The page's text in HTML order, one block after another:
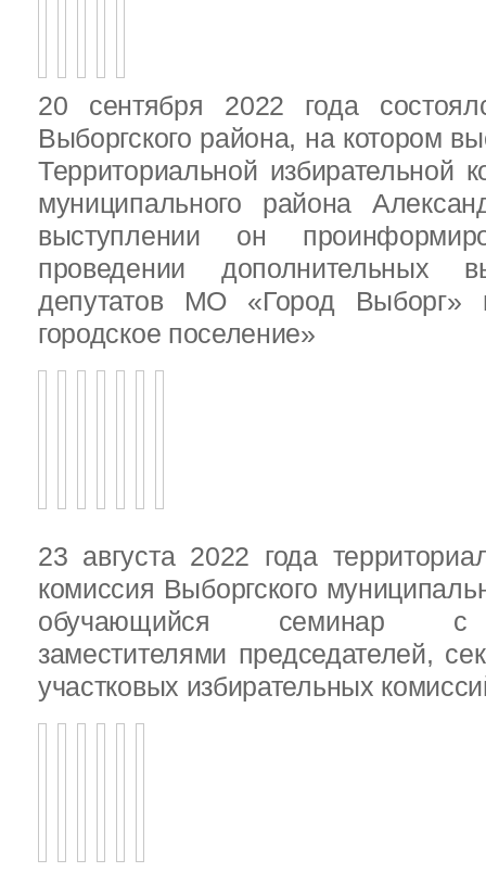
20 сентября 2022 года
Выборгского района, на котором
Территориальной избирательной
муниципального района
выступлении он
проведении дополнительных
депутатов МО «Город
городское поселение»
23 августа 2022 года
комиссия Выборгского
обучающийся семинар с
заместителями председателей,
участковых избирательных